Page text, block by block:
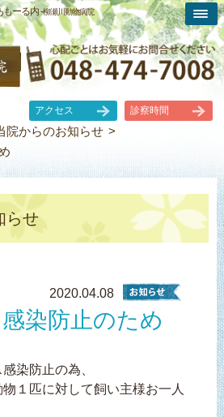
もーる内 -柳瀬川動物病院
アクセス 診察時間
院からのお知らせ
らせ
2020.04.08
染防止のため
染防止の為、
１匹に対して飼い主様お一人